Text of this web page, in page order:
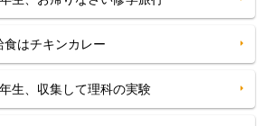
はチキンカレー
生、収集して理科の実験